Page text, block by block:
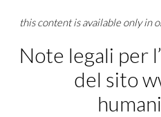
this content is available only in
Note legali per
del sito